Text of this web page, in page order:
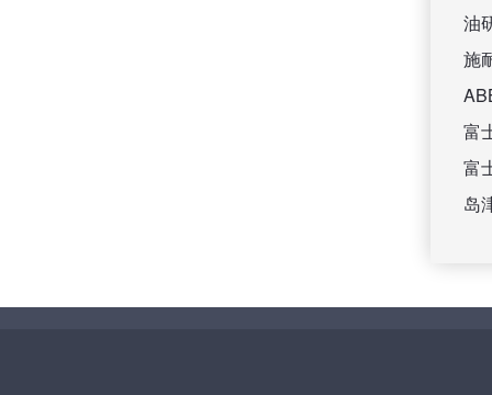
油
施
富
富
岛